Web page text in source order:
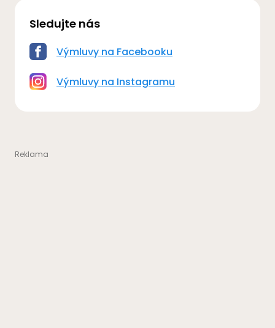
Sledujte nás
Výmluvy na Facebooku
Výmluvy na Instagramu